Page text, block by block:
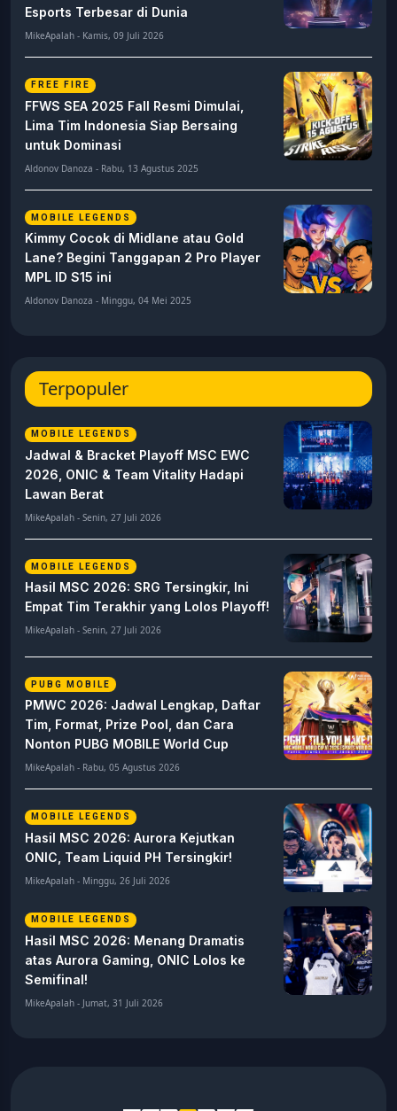
Esports Terbesar di Dunia
MikeApalah - Kamis, 09 Juli 2026
FREE FIRE
FFWS SEA 2025 Fall Resmi Dimulai,
Lima Tim Indonesia Siap Bersaing
untuk Dominasi
Aldonov Danoza - Rabu, 13 Agustus 2025
MOBILE LEGENDS
Kimmy Cocok di Midlane atau Gold
Lane? Begini Tanggapan 2 Pro Player
MPL ID S15 ini
Aldonov Danoza - Minggu, 04 Mei 2025
Terpopuler
MOBILE LEGENDS
Jadwal & Bracket Playoff MSC EWC
2026, ONIC & Team Vitality Hadapi
Lawan Berat
MikeApalah - Senin, 27 Juli 2026
MOBILE LEGENDS
Hasil MSC 2026: SRG Tersingkir, Ini
Empat Tim Terakhir yang Lolos Playoff!
MikeApalah - Senin, 27 Juli 2026
PUBG MOBILE
PMWC 2026: Jadwal Lengkap, Daftar
Tim, Format, Prize Pool, dan Cara
Nonton PUBG MOBILE World Cup
MikeApalah - Rabu, 05 Agustus 2026
MOBILE LEGENDS
Hasil MSC 2026: Aurora Kejutkan
ONIC, Team Liquid PH Tersingkir!
MikeApalah - Minggu, 26 Juli 2026
MOBILE LEGENDS
Hasil MSC 2026: Menang Dramatis
atas Aurora Gaming, ONIC Lolos ke
Semifinal!
MikeApalah - Jumat, 31 Juli 2026